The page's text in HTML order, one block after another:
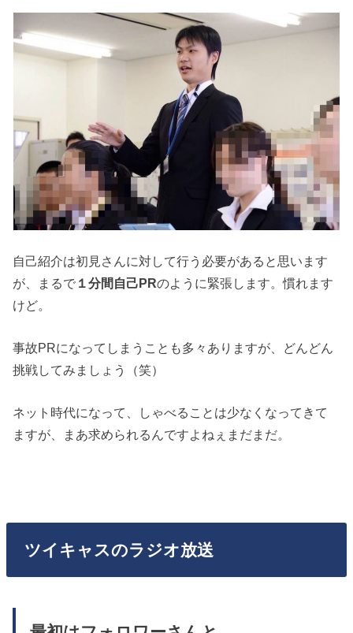
自己紹介は初見さんに対して行う必要があると思います
が、まるで １分間自己PRのように緊張します。慣れます
けど。
事故PRになってしまうことも多々ありますが、どんどん
挑戦してみましょう（笑）
ネット時代になって、しゃべることは少なくなってきて
ますが、まあ求められるんですよねぇまだまだ。
ツイキャスのラジオ放送